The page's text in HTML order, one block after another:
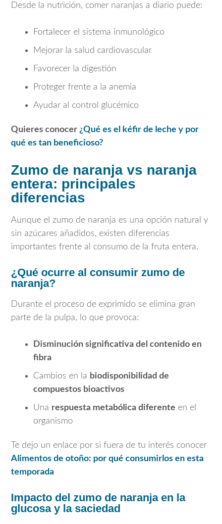
Desde la nutrición, comer naranjas a diario puede:
Fortalecer el sistema inmunológico
Mejorar la salud cardiovascular
Favorecer la digestión
Proteger frente a la anemia
Ayudar al control glucémico
Quieres conocer ¿Qué es el kéfir de leche y por
qué es tan beneficioso?
Zumo de naranja vs naranja
entera: principales
diferencias
Aunque el zumo de naranja es una opción natural y
sin azúcares añadidos, existen diferencias
importantes frente al consumo de la fruta entera.
¿Qué ocurre al consumir zumo de
naranja?
Durante el proceso de exprimido se elimina gran
parte de la pulpa, lo que provoca:
Disminución significativa del contenido en
fibra
Cambios en la biodisponibilidad de
compuestos bioactivos
Una respuesta metabólica diferente en el
organismo
Te dejo un enlace por si fuera de tu interés conocer
Alimentos de otoño: por qué consumirlos en esta
temporada
Impacto del zumo de naranja en la
glucosa y la saciedad